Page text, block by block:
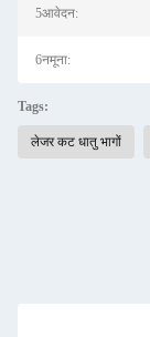
5आवेदन:
6नमूना:
Tags:
लेजर कट धातु भागों